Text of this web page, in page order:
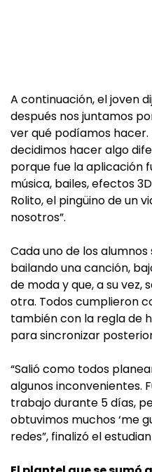
A continuación, el joven
después nos juntamos
ver qué podíamos
decidimos hacer algo
porque fue la aplicación
música, bailes, efectos
Rolito, el pingüino de un
nosotros”.
Cada uno de los
bailando una canción,
de moda y que, a su vez,
otra. Todos cumplieron
también con la regla de
para sincronizar
“Salió como todos
algunos inconvenientes.
trabajo durante 5 días,
obtuvimos muchos ‘me
redes”, finalizó el